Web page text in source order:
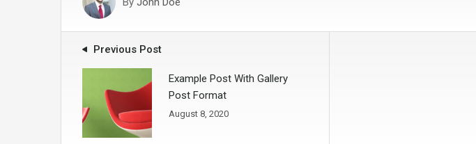
Previous Post
Example Post With Gallery
Post Format
August 8, 2020